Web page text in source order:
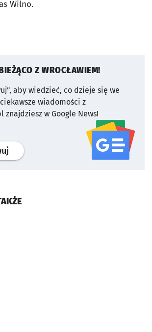
Wilno.
Z WROCŁAWIEM!
aby wiedzieć, co dzieje się we
wiadomości z
znajdziesz w Google News!
profil serwisu